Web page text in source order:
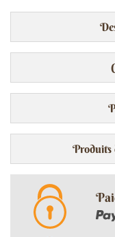
Produits